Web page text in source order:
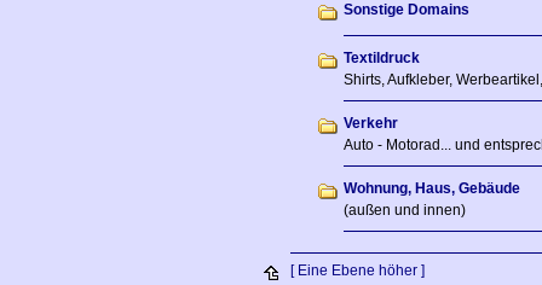
Sonstige Domains
Textildruck
Shirts, Aufkleber,
Verkehr
Auto - Motorad... und
Wohnung, Haus, Gebäude
(außen und innen)
[ Eine Ebene höher ]